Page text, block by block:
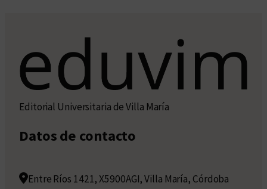
Editorial Universitaria de Villa María
Datos de contacto
Entre Ríos 1421, X5900AGI, Villa María, Córdoba